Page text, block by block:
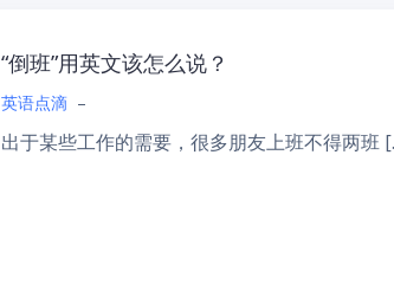
“倒班”用英文该怎么说？
英语点滴 –
出于某些工作的需要，很多朋友上班不得两班